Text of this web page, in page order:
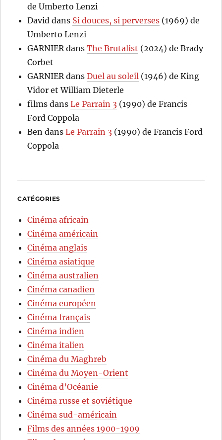
de Umberto Lenzi
David dans Si douces, si perverses (1969) de
Umberto Lenzi
GARNIERdansThe Brutalist (2024) de Brady
Corbet
GARNIERdansDuel au soleil (1946) de King
Vidor et William Dieterle
films dansLe Parrain 3 (1990) de Francis
Ford Coppola
Ben dansLe Parrain 3 (1990) de Francis Ford
Coppola
CATÉGORIES
Cinéma africain
Cinéma américain
Cinéma anglais
Cinéma asiatique
Cinéma australien
Cinéma canadien
Cinéma européen
Cinéma français
Cinéma indien
Cinéma italien
Cinéma du Maghreb
Cinéma du Moyen-Orient
Cinéma d’Océanie
Cinéma russe et soviétique
Cinéma sud-américain
Films des années 1900-1909